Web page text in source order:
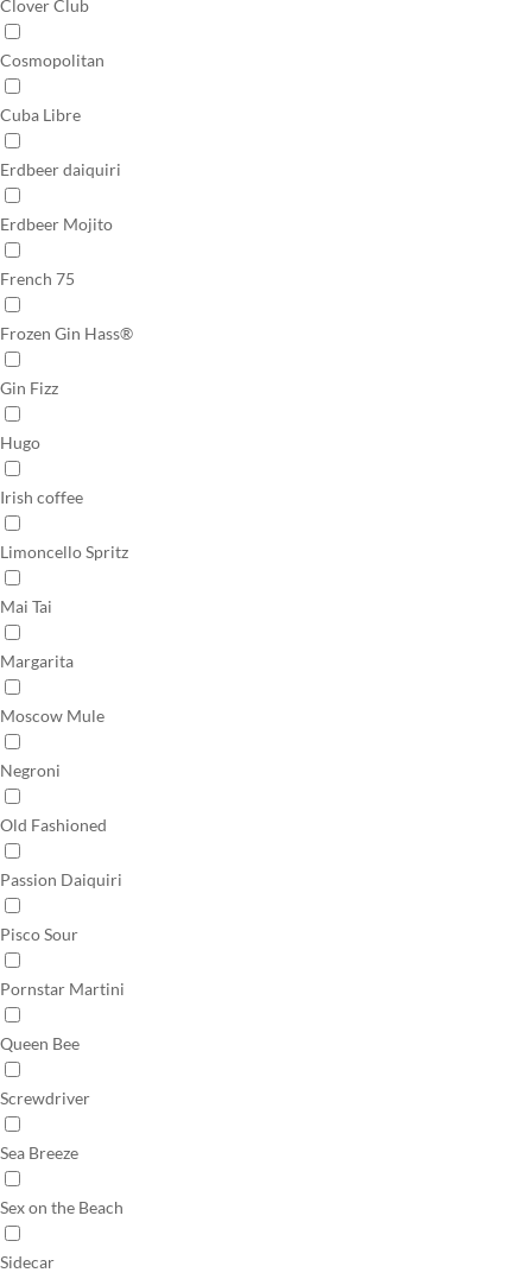
Clover Club
Cosmopolitan
Cuba Libre
Erdbeer daiquiri
Erdbeer Mojito
French 75
Frozen Gin Hass®
Gin Fizz
Hugo
Irish coffee
Limoncello Spritz
Mai Tai
Margarita
Moscow Mule
Negroni
Old Fashioned
Passion Daiquiri
Pisco Sour
Pornstar Martini
Queen Bee
Screwdriver
Sea Breeze
Sex on the Beach
Sidecar